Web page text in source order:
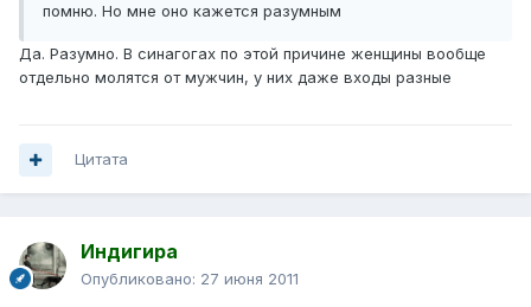
помню. Но мне оно кажется разумным
Да. Разумно. В синагогах по этой причине женщины вообще
отдельно молятся от мужчин, у них даже входы разные
Цитата
Индигира
Опубликовано: 27 июня 2011